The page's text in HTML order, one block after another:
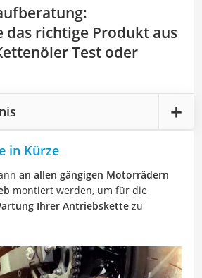
:
das richtige Produkt aus
Test oder
in Kürze
an allen gängigen Motorrädern
montiert werden, um für die
Ihrer Antriebskette zu